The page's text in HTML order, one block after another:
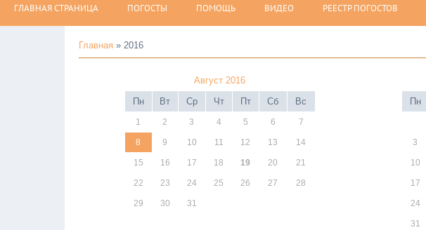
ГЛАВНАЯ СТРАНИЦА ПОГОСТЫ ПОМОЩЬ ВИДЕО РЕЕСТР ПОГОСТОВ
Главная » 2016
Август 2016
Пн
Вт Ср Чт Пт Сб Вс
1 2 3 4 5 6 7
8 9 10 11 12 13 14
15 16 17 18 19 20 21
22 23 24 25 26 27 28
29 30 31
Пн
3
10
17
24
31